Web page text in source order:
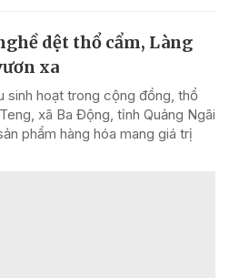
dệt thổ cẩm, Làng
xa
sinh hoạt trong cộng đồng, thổ
xã Ba Động, tỉnh Quảng Ngãi
phẩm hàng hóa mang giá trị